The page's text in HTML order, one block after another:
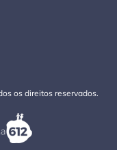
os direitos reservados.